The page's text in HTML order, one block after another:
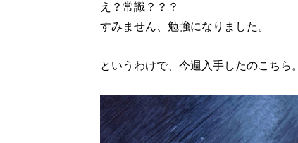
え？常識？？？
すみません、勉強になりました。
というわけで、今週入手したのこちら。